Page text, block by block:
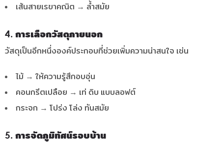
เส้นสายเรขาคณิต → ล้ำสมัย
4. การเลือกวัสดุภายนอก
วัสดุเป็นอีกหนึ่งองค์ประกอบที่ช่วยเพิ่มความน่าสนใจ เช่น
ไม้ → ให้ความรู้สึกอบอุ่น
คอนกรีตเปลือย → เท่ ดิบ แบบลอฟต์
กระจก → โปร่ง โล่ง ทันสมัย
5. การจัดภูมิทัศน์รอบบ้าน